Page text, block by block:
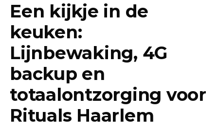
Een kijkje in de
keuken:
Lijnbewaking, 4G
backup en
totaalontzorging voor
Rituals Haarlem